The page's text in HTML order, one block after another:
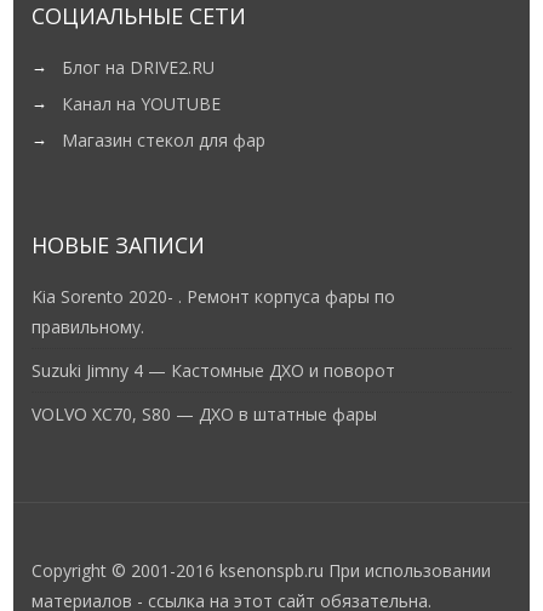
СОЦИАЛЬНЫЕ СЕТИ
Блог на DRIVE2.RU
Канал на YOUTUBE
Магазин стекол для фар
НОВЫЕ ЗАПИСИ
Kia Sorento 2020- . Ремонт корпуса фары по
правильному.
Suzuki Jimny 4 — Кастомные ДХО и поворот
VOLVO XC70, S80 — ДХО в штатные фары
Copyright © 2001-2016 ksenonspb.ru При использовании
материалов - ссылка на этот сайт обязательна.